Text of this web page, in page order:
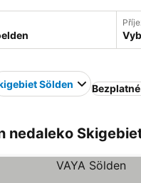
Sölden
nedaleko